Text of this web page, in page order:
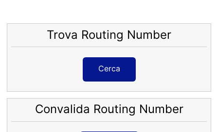
Trova Routing Number
Cerca
Convalida Routing Number